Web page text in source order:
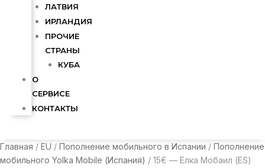
ЛАТВИЯ
ИРЛАНДИЯ
ПРОЧИЕ
СТРАНЫ
КУБА
О
СЕРВИСЕ
КОНТАКТЫ
Главная / EU / Пополнение мобильного в Испании / Пополнение
мобильного Yolka Mobile (Испания) / 15€ — Елка Мобаил (ES)